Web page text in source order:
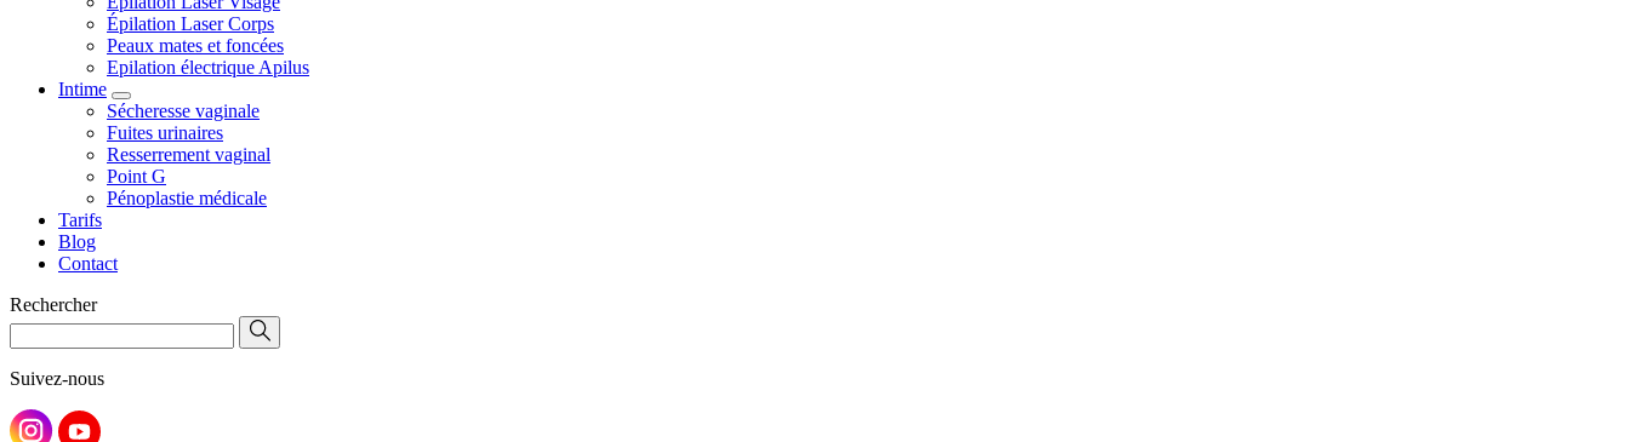
Épilation Laser Corps
Peaux mates et foncées
Epilation électrique Apilus
Intime
Sécheresse vaginale
Fuites urinaires
Resserrement vaginal
Point G
Pénoplastie médicale
Tarifs
Blog
Contact
Rechercher
Suivez-nous